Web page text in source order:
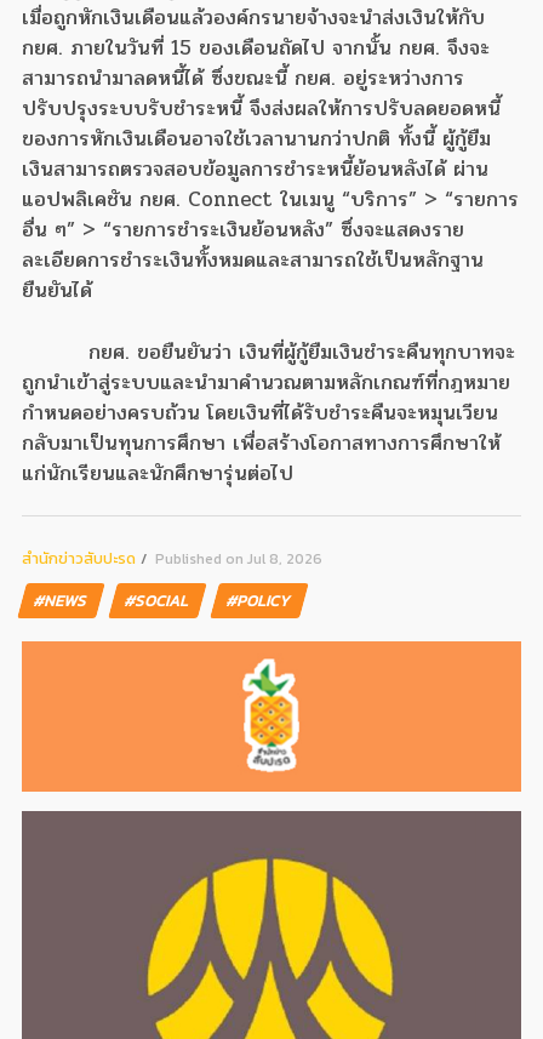
เมื่อถูกหักเงินเดือนแล้วองค์กรนายจ้างจะนำส่งเงินให้กับ
กยศ. ภายในวันที่ 15 ของเดือนถัดไป จากนั้น กยศ. จึงจะ
สามารถนำมาลดหนี้ได้ ซึ่งขณะนี้ กยศ. อยู่ระหว่างการ
ปรับปรุงระบบรับชำระหนี้ จึงส่งผลให้การปรับลดยอดหนี้
ของการหักเงินเดือนอาจใช้เวลานานกว่าปกติ ทั้งนี้ ผู้กู้ยืม
เงินสามารถตรวจสอบข้อมูลการชำระหนี้ย้อนหลังได้ ผ่าน
แอปพลิเคชัน กยศ. Connect ในเมนู “บริการ” > “รายการ
อื่น ๆ” > “รายการชำระเงินย้อนหลัง” ซึ่งจะแสดงราย
ละเอียดการชำระเงินทั้งหมดและสามารถใช้เป็นหลักฐาน
ยืนยันได้
กยศ. ขอยืนยันว่า เงินที่ผู้กู้ยืมเงินชำระคืนทุกบาทจะ
ถูกนำเข้าสู่ระบบและนำมาคำนวณตามหลักเกณฑ์ที่กฎหมาย
กำหนดอย่างครบถ้วน โดยเงินที่ได้รับชำระคืนจะหมุนเวียน
กลับมาเป็นทุนการศึกษา เพื่อสร้างโอกาสทางการศึกษาให้
แก่นักเรียนและนักศึกษารุ่นต่อไป
สํานักข่าวสับปะรด Published on Jul 8, 2026
#NEWS #SOCIAL #POLICY